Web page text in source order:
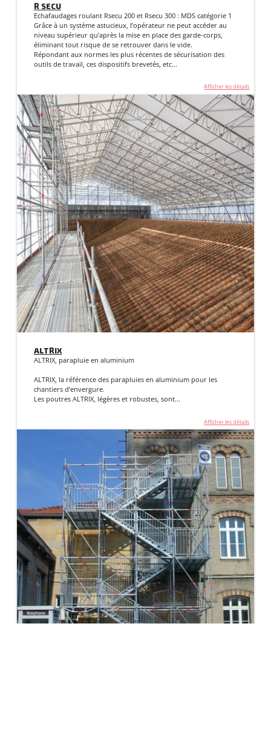
R SECU
Echafaudages roulant Rsecu 200 et Rsecu 300 : MDS catégorie 1
Grâce à un système astucieux, l’opérateur ne peut accéder au
niveau supérieur qu’après la mise en place des garde-corps,
éliminant tout risque de se retrouver dans le vide.
Répondant aux normes les plus récentes de sécurisation des
outils de travail, ces dispositifs brevetés, etc...
Afficher les détails
ALTRIX
ALTRIX, parapluie en aluminium
ALTRIX, la référence des parapluies en aluminium pour les
chantiers d’envergure.
Les poutres ALTRIX, légères et robustes, sont...
Afficher les détails